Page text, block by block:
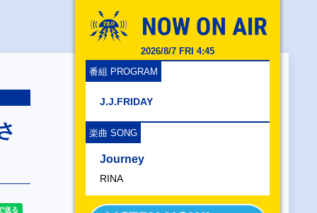
2026/8/7 FRI 4:45
番組 PROGRAM
J.J.FRIDAY
楽曲 SONG
Journey
RINA